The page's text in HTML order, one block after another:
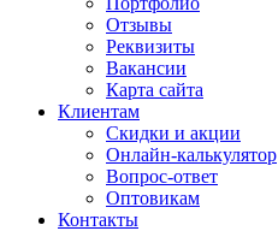
Отзывы
Реквизиты
Вакансии
Карта сайта
Клиентам
Скидки и акции
Онлайн-калькулятор
Вопрос-ответ
Оптовикам
Контакты